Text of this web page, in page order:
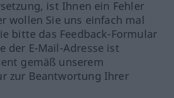
ist Ihnen ein Fehler
wollen Sie uns einfach mal
bitte das Feedback-Formular
der E-Mail-Adresse ist
gemäß unserem
zur Beantwortung Ihrer